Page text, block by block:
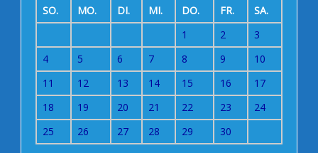
SO. MO. DI. MI. DO. FR.
SA.
1
2
3
4
5 6 7 8 9
10
11
12 13 14 15 16
17
18
19 20 21 22 23
24
25
26 27 28 29 30